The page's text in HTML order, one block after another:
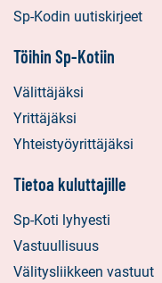
Sp-Kodin uutiskirjeet
Töihin Sp-Kotiin
Välittäjäksi
Yrittäjäksi
Yhteistyöyrittäjäksi
Tietoa kuluttajille
Sp-Koti lyhyesti
Vastuullisuus
Välitysliikkeen vastuut